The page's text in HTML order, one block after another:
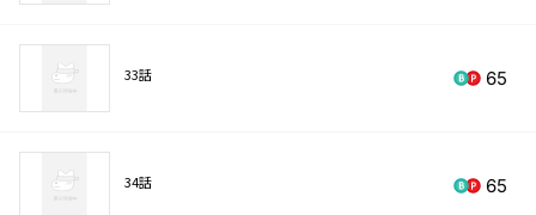
33話 65
34話 65